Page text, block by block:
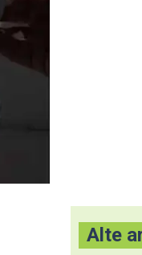
Alte